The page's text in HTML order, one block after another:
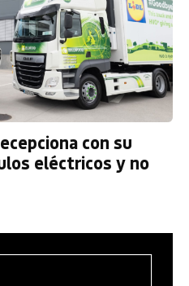
con su
eléctricos y no